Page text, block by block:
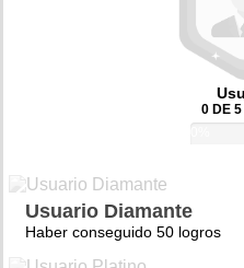
0 DE
Usuario Diamante
Haber conseguido 50 logros